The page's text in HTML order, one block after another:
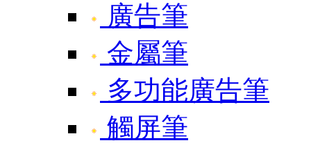
廣告筆
金屬筆
多功能廣告筆
觸屏筆